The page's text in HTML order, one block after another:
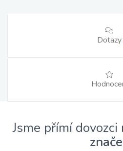
Dotazy
Jsme přímí dovozci